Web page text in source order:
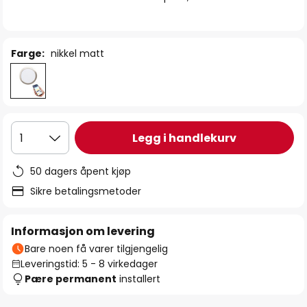
Farge: nikkel matt
1 Legg i handlekurv
50 dagers åpent kjøp
Sikre betalingsmetoder
Informasjon om levering
Bare noen få varer tilgjengelig
Leveringstid: 5 - 8 virkedager
Pære permanent installert